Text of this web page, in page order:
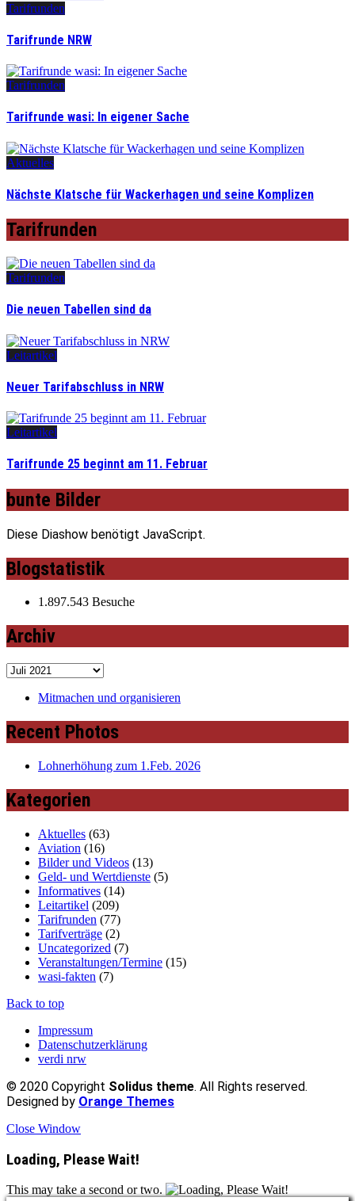
Tarifrunden
Tarifrunde NRW
Tarifrunden
Tarifrunde wasi: In eigener Sache
Aktuelles
Nächste Klatsche für Wackerhagen und seine Komplizen
Tarifrunden
Tarifrunden
Die neuen Tabellen sind da
Leitartikel
Neuer Tarifabschluss in NRW
Leitartikel
Tarifrunde 25 beginnt am 11. Februar
bunte Bilder
Diese Diashow benötigt JavaScript.
Blogstatistik
1.897.543 Besuche
Archiv
Archiv
Mitmachen und organisieren
Recent Photos
Lohnerhöhung zum 1.Feb. 2026
Kategorien
Aktuelles (63)
Aviation (16)
Bilder und Videos (13)
Geld- und Wertdienste (5)
Informatives (14)
Leitartikel (209)
Tarifrunden (77)
Tarifverträge (2)
Uncategorized (7)
Veranstaltungen/Termine (15)
wasi-fakten (7)
Back to top
Impressum
Datenschutzerklärung
verdi nrw
© 2020 Copyright Solidus theme. All Rights reserved.
Designed by Orange Themes
Close Window
Loading, Please Wait!
This may take a second or two.